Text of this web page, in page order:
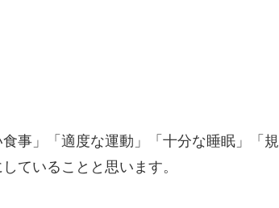
事」「適度な運動」「十分な睡眠」「規
ていることと思います。